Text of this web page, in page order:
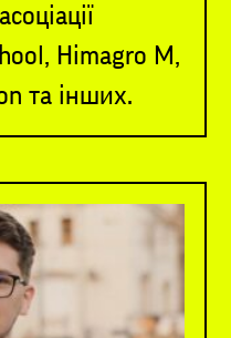
Himagro M,
та інших.